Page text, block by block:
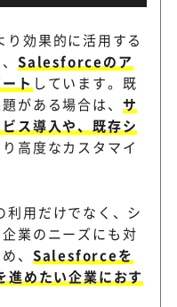
効果的に活用する
Salesforceのア
ト しています。既
がある場合は、 サ
ス導入や、既存シ
り高度なカスタマイ
用だけでなく、シ
業のニーズにも対
、 Salesforceを
進めたい企業におす